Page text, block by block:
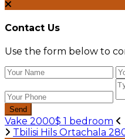
Contact Us
Use the form below to
Send
Vake 2000$ 1 bedroom
Tbilisi Hils Ortachala